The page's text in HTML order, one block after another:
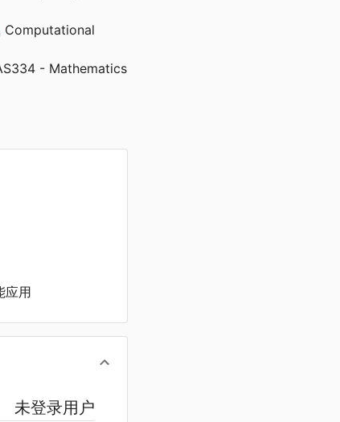
Computational
- Mathematics
应用
未登录用户